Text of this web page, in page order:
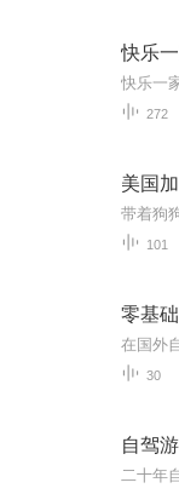
快乐
272
美国
带着狗
101
零基
30
自驾